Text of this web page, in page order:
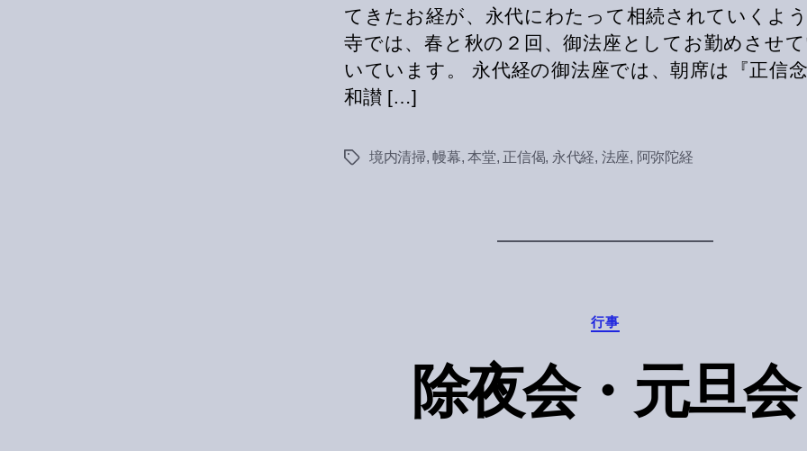
てきたお経が、永代にわたって相続されていくよ
寺では、春と秋の２回、御法座としてお勤めさせ
いています。 永代経の御法座では、朝席は『正信
和讃 […]
Tags境内清掃,幔幕,本堂, 正信偈, 永代経, 法座, 阿弥陀経
Categories
行事
除夜会・元旦会